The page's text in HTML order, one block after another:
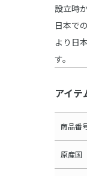
設立時
日本で
より日
す。
アイテ
商品番
原産国